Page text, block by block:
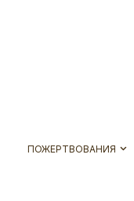
ПОЖЕРТВОВАНИЯ